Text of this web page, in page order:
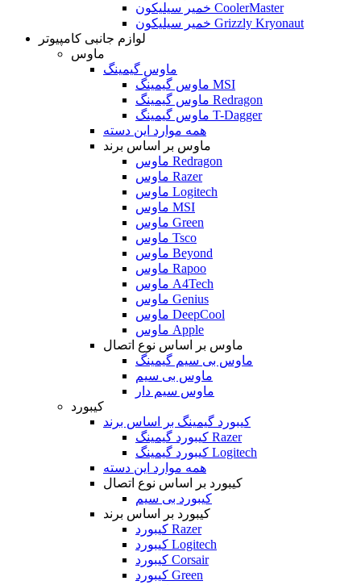
خمیر سیلیکون CoolerMaster
خمیر سیلیکون Grizzly Kryonaut
لوازم جانبی کامپیوتر
ماوس
ماوس گیمینگ
ماوس گیمینگ MSI
ماوس گیمینگ Redragon
ماوس گیمینگ T-Dagger
همه موارد این دسته
ماوس بر اساس برند
ماوس Redragon
ماوس Razer
ماوس Logitech
ماوس MSI
ماوس Green
ماوس Tsco
ماوس Beyond
ماوس Rapoo
ماوس A4Tech
ماوس Genius
ماوس DeepCool
ماوس Apple
ماوس بر اساس نوع اتصال
ماوس بی سیم گیمینگ
ماوس بی سیم
ماوس سیم دار
کیبورد
کیبورد گیمینگ بر اساس برند
کیبورد گیمینگ Razer
کیبورد گیمینگ Logitech
همه موارد این دسته
کیبورد بر اساس نوع اتصال
کیبورد بی سیم
کیبورد بر اساس برند
کیبورد Razer
کیبورد Logitech
کیبورد Corsair
کیبورد Green